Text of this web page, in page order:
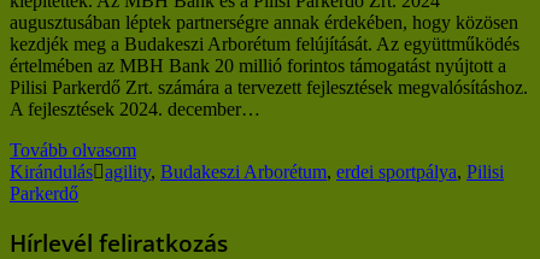
augusztusában léptek partnerségre annak érdekében, hogy közösen
kezdjék meg a Budakeszi Arborétum felújítását. Az együttműködés
értelmében az MBH Bank 20 millió forintos támogatást nyújtott a
Pilisi Parkerdő Zrt. számára a tervezett fejlesztések megvalósításhoz.
A fejlesztések 2024. december…
Tovább olvasom
Kirándulás agility, Budakeszi Arborétum, erdei sportpálya, Pilisi
Parkerdő
Hírlevél feliratkozás